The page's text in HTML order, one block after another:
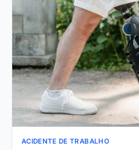
ACIDENTE DE TRABALHO